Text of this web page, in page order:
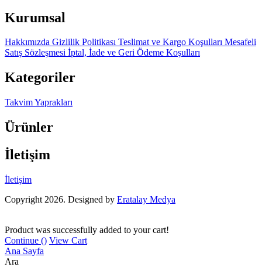
Kurumsal
Hakkımızda Gizlilik Politikası Teslimat ve Kargo Koşulları Mesafeli
Satış Sözleşmesi İptal, İade ve Geri Ödeme Koşulları
Kategoriler
Takvim Yaprakları
Ürünler
İletişim
İletişim
Copyright 2026. Designed by Eratalay Medya
Product was successfully added to your cart!
Continue () View Cart
Ana Sayfa
Ara